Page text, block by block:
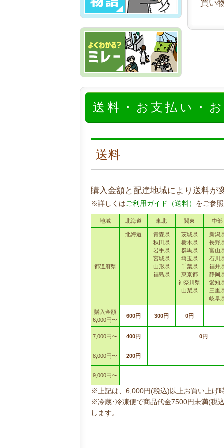
買い
送料・お支払い・
送料
購入金額と配達地域により送料が
※詳しくはご利用ガイド（送料） をご参
地域 北海道 東北 関東 中部
都道府県
北海道
青森県
秋田県
岩手県
宮城県
山形県
福島県
茨城県
栃木県
群馬県
埼玉県
千葉県
東京都
神奈川県
山梨県
新潟
長野
富山
石川
福井
静岡
愛知
三重
岐阜
購入金額
6,000円〜
600円 300円 0円
7,000円〜 400円 0円
8,000円〜 200円
9,000円〜
※上記は、6,000円(税込)以上お買い上げ
※冷蔵･冷凍便で商品代金7500円未満(税
します。